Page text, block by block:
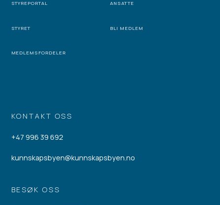
KONTAKT OSS
+47 996 39 692
kunnskapsbyen@kunnskapsbyen.no
BESØK OSS
STYREPORTAL ANSATTE
STYRET BLI MEDLEM
MEDLEMSFORDELER